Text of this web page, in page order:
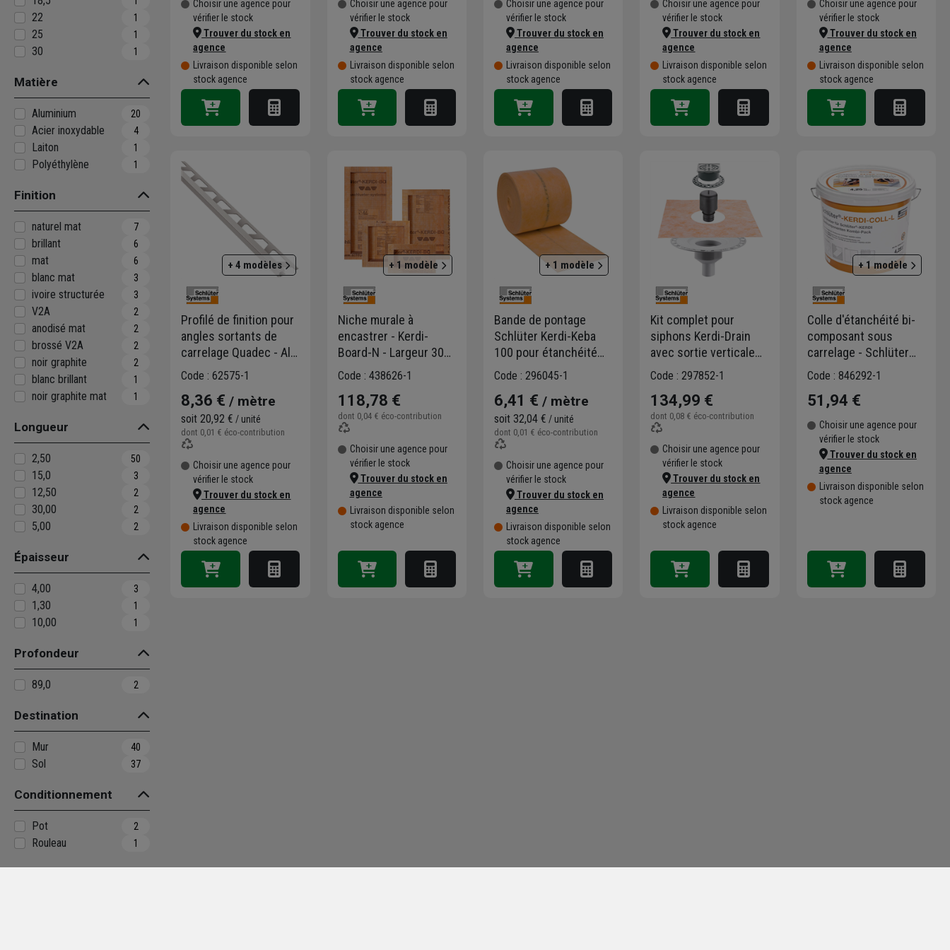
22 1
25 1
30 1
Matière
Aluminium 20
Acier inoxydable 4
Laiton 1
Polyéthylène 1
Finition
naturel mat 7
brillant 6
mat 6
blanc mat 3
ivoire structurée 3
V2A 2
anodisé mat 2
brossé V2A 2
noir graphite 2
blanc brillant 1
noir graphite mat 1
Longueur
2,50 50
15,0 3
12,50 2
30,00 2
5,00 2
Épaisseur
4,00 3
1,30 1
10,00 1
Profondeur
89,0 2
Destination
Mur 40
Sol 37
Conditionnement
Pot 2
Rouleau 1
Choisir une agence pour
vérifier le stock
Trouver du stock en
agence
Livraison disponible selon
stock agence
Choisir une agence pour
vérifier le stock
Trouver du stock en
agence
Livraison disponible selon
stock agence
Choisir une agence pour
vérifier le stock
Trouver du stock en
agence
Livraison disponible selon
stock agence
Choisir une agence pour
vérifier le stock
Trouver du stock en
agence
Livraison disponible selon
stock agence
Choisir une agence pour
vérifier le stock
Trouver du stock en
agence
Livraison disponible selon
stock agence
+ 4 modèles
Profilé de finition pour
angles sortants de
carrelage Quadec - Alu
naturel mat - H = 10
Code : 62575-1
8,36 € / mètre
soit20,92 € / unité
dont 0,01 € éco-contribution
Choisir une agence pour
vérifier le stock
Trouver du stock en
agence
Livraison disponible selon
stock agence
+ 1 modèle
Niche murale à
encastrer - Kerdi-
Board-N - Largeur 305
MM - Hauteur 508,00
MM
Code : 438626-1
118,78 €
dont 0,04 € éco-contribution
Choisir une agence pour
vérifier le stock
Trouver du stock en
agence
Livraison disponible selon
stock agence
+ 1 modèle
Bande de pontage
Schlüter Kerdi-Keba
100 pour étanchéité
sous carrelage -
longueur 5,00 M
Code : 296045-1
6,41 € / mètre
soit 32,04 € / unité
dont 0,01 € éco-contribution
Choisir une agence pour
vérifier le stock
Trouver du stock en
agence
Livraison disponible selon
stock agence
Kit complet pour
siphons Kerdi-Drain
avec sortie verticale
pour douche à
Code : 297852-1
134,99 €
dont 0,08 € éco-contribution
Choisir une agence pour
vérifier le stock
Trouver du stock en
agence
Livraison disponible selon
stock agence
+ 1 modèle
Colle d'étanchéité bi-
composant sous
carrelage - Schlüter
KERDI-COLL-L - pot de
Code : 846292-1
51,94 €
Choisir une agence pour
vérifier le stock
Trouver du stock en
agence
Livraison disponible selon
stock agence